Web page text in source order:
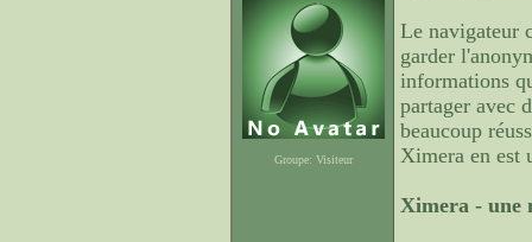
Groupe: Visiteur
Le navigateur
garder
informations
partager avec
beaucoup
Ximera en est
Ximera - une